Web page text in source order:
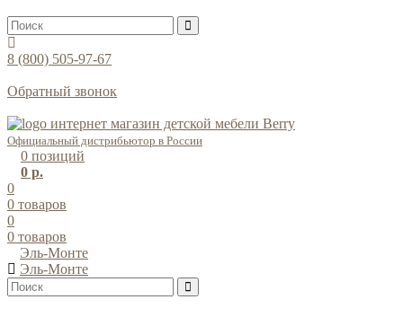
8 (800) 505-97-67
Обратный звонок
Официальный дистрибьютор в России
0 позиций
0 р.
0
0 товаров
0
0 товаров
Эль-Монте
Эль-Монте